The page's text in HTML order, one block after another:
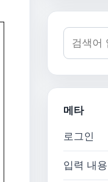
검색어:
메타
로그인
입력 내